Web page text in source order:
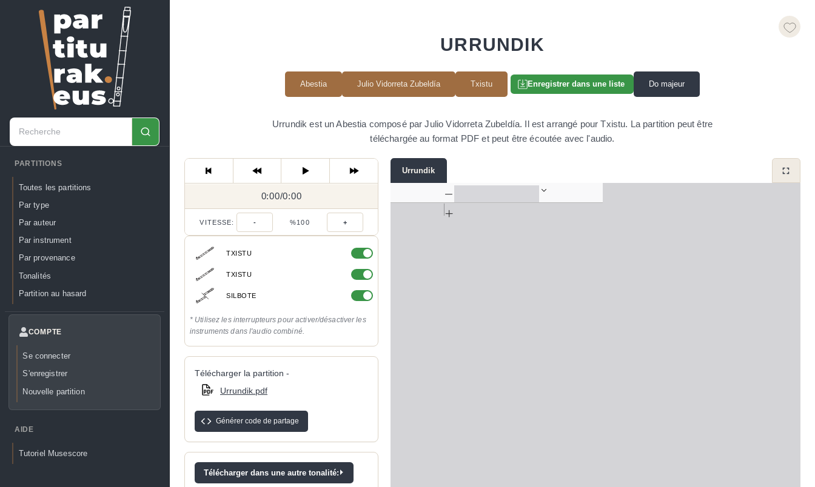
PARTITIONS
Toutes les partitions
Par type
Par auteur
Par instrument
Par provenance
Tonalités
Partition au hasard
COMPTE
Se connecter
S'enregistrer
Nouvelle partition
AIDE
Tutoriel Musescore
URRUNDIK
Abestia Julio Vidorreta Zubeldía Txistu Enregistrer dans une liste Do majeur
Urrundik est un Abestia composé par Julio Vidorreta Zubeldía. Il est arrangé pour Txistu. La partition peut être
téléchargée au format PDF et peut être écoutée avec l'audio.
0:00/
0:00/0:00
VITESSE: - %100 +
TXISTU
TXISTU
SILBOTE
* Utilisez les interrupteurs pour activer/désactiver les
instruments dans l'audio combiné.
Télécharger la partition -
Urrundik.pdf
Générer code de partage
Télécharger dans une autre tonalité:
Urrundik